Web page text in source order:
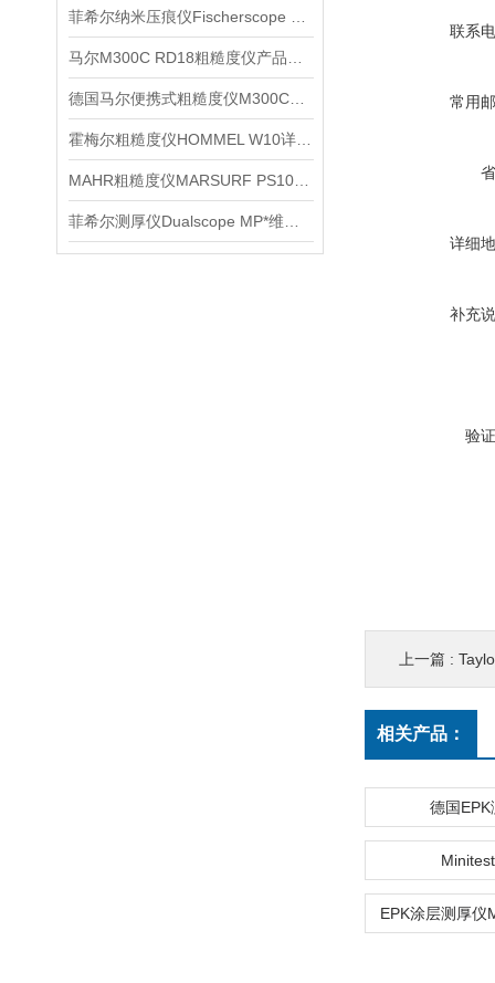
联系
常用
详细
补充
验
上一篇 :
相关产品：
德国EPK
EPK涂层测厚仪